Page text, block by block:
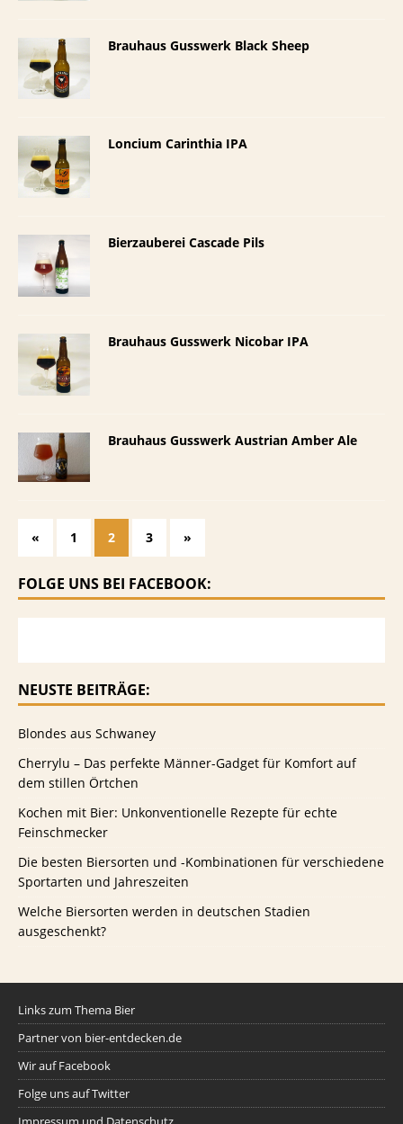
Brauhaus Gusswerk Black Sheep
Loncium Carinthia IPA
Bierzauberei Cascade Pils
Brauhaus Gusswerk Nicobar IPA
Brauhaus Gusswerk Austrian Amber Ale
« 1 2 3 »
FOLGE UNS BEI FACEBOOK:
NEUSTE BEITRÄGE:
Blondes aus Schwaney
Cherrylu – Das perfekte Männer-Gadget für Komfort auf
dem stillen Örtchen
Kochen mit Bier: Unkonventionelle Rezepte für echte
Feinschmecker
Die besten Biersorten und -Kombinationen für verschiedene
Sportarten und Jahreszeiten
Welche Biersorten werden in deutschen Stadien
ausgeschenkt?
Links zum Thema Bier
Partner von bier-entdecken.de
Wir auf Facebook
Folge uns auf Twitter